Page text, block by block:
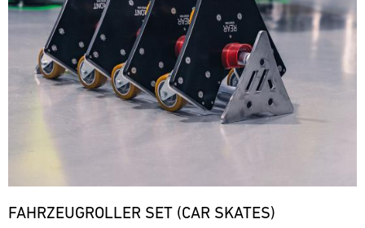
FAHRZEUGROLLER SET (CAR SKATES)